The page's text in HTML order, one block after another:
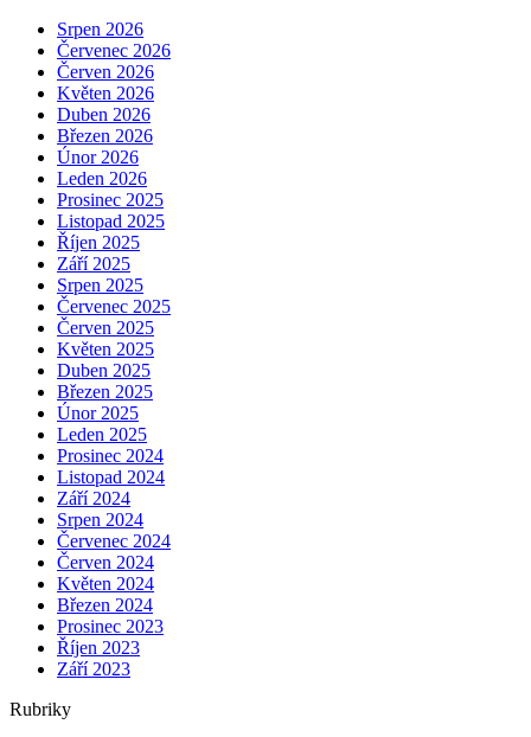
Srpen 2026
Červenec 2026
Červen 2026
Květen 2026
Duben 2026
Březen 2026
Únor 2026
Leden 2026
Prosinec 2025
Listopad 2025
Říjen 2025
Září 2025
Srpen 2025
Červenec 2025
Červen 2025
Květen 2025
Duben 2025
Březen 2025
Únor 2025
Leden 2025
Prosinec 2024
Listopad 2024
Září 2024
Srpen 2024
Červenec 2024
Červen 2024
Květen 2024
Březen 2024
Prosinec 2023
Říjen 2023
Září 2023
Rubriky